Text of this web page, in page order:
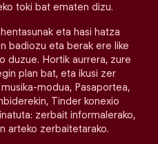
toki bat ematen dizu.
eta hasi hatza
badiozu eta berak ere like
duzue. Hortik aurrera, zure
plan bat, eta ikusi zer
modua, Pasaportea,
Tinder konexio
zerbait informalerako,
arteko zerbaitetarako.